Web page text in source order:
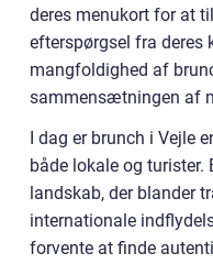
deres menukort for at
efterspørgsel fra deres
mangfoldighed af
sammensætningen af
I dag er brunch i Vejle
både lokale og
landskab, der blander
internationale
forvente at finde